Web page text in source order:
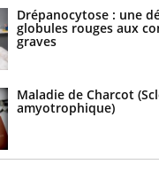
Drépanocytose : une
globules rouges aux
graves
Maladie de Charcot
amyotrophique)